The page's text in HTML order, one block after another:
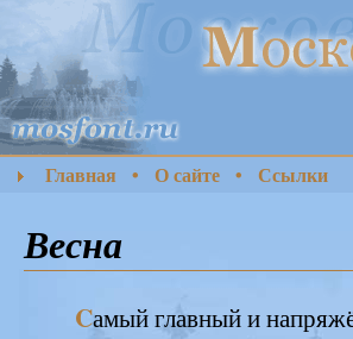
Главная • О сайте • Ссылки
Весна
Cамый главный и